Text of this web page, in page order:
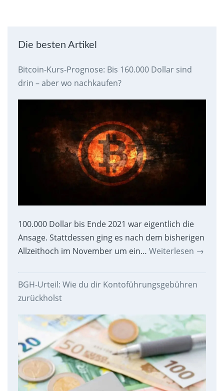
Die besten Artikel
Bitcoin-Kurs-Prognose: Bis 160.000 Dollar sind
drin – aber wo nachkaufen?
100.000 Dollar bis Ende 2021 war eigentlich die
Ansage. Stattdessen ging es nach dem bisherigen
Allzeithoch im November um ein… Weiterlesen →
BGH-Urteil: Wie du dir Kontoführungsgebühren
zurückholst